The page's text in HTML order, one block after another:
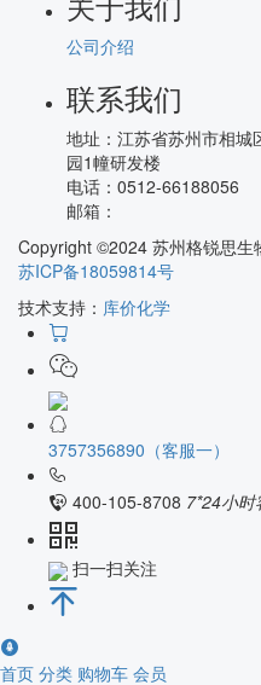
公司介绍
联系我们
地址： 江苏省苏州市相城
园1幢研发楼
电话： 0512-66188056
邮箱：
Copyright ©2024 苏州格锐思生
苏ICP备18059814号
技术支持： 库价化学
3757356890（客服一）
400-105-8708 7*24小时
扫一扫关注
首页 分类 购物车 会员